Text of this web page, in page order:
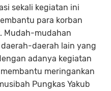
sekali kegiatan ini
para korban
Mudah-mudahan
daerah lain yang
adanya kegiatan
meringankan
Pungkas Yakub